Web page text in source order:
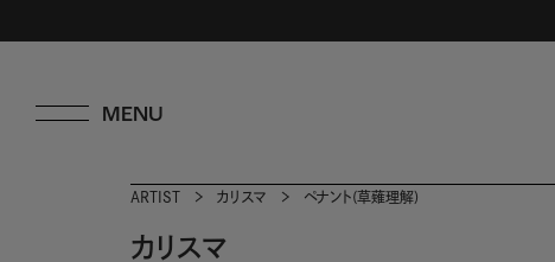
ARTIST カリスマ ペナント(草薙理解)
カリスマ